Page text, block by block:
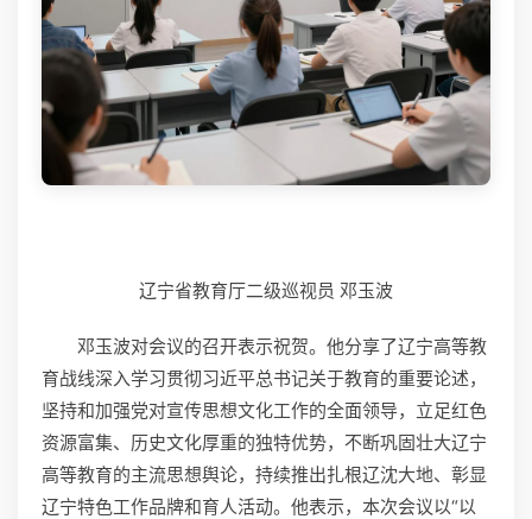
辽宁省教育厅二级巡视员 邓玉波
邓玉波对会议的召开表示祝贺。他分享了辽宁高等教
育战线深入学习贯彻习近平总书记关于教育的重要论述，
坚持和加强党对宣传思想文化工作的全面领导，立足红色
资源富集、历史文化厚重的独特优势，不断巩固壮大辽宁
高等教育的主流思想舆论，持续推出扎根辽沈大地、彰显
辽宁特色工作品牌和育人活动。他表示，本次会议以“以